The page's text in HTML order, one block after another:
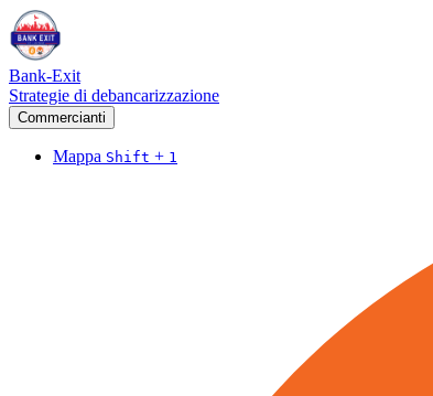
Bank-Exit
Strategie di debancarizzazione
Commercianti
Mappa Shift + 1